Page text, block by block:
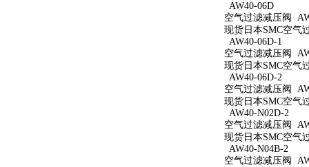
AW40-06D
空气过滤减压阀
现货日本SMC空气
AW40-06D-1
空气过滤减压阀
现货日本SMC空气
AW40-06D-2
空气过滤减压阀
现货日本SMC空气
AW40-N02D-2
空气过滤减压阀
现货日本SMC空气
AW40-N04B-2
空气过滤减压阀